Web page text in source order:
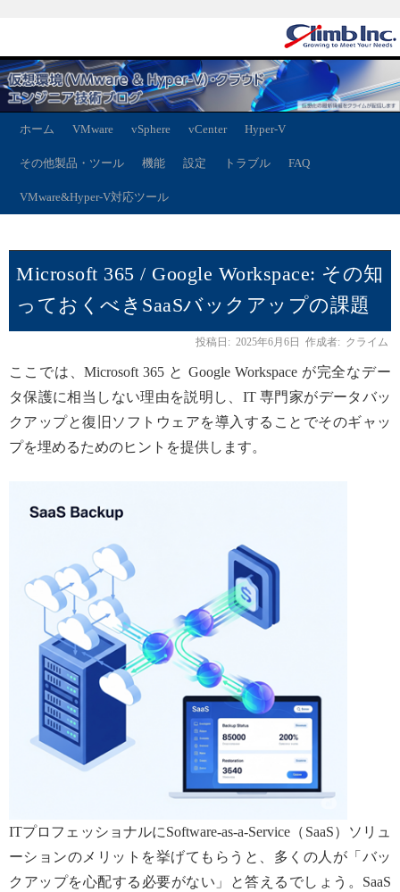
ホーム VMware vSphere vCenter Hyper-V
その他製品・ツール 機能 設定 トラブル FAQ
VMware&Hyper-V対応ツール
Microsoft 365 / Google Workspace: その知
っておくべきSaaSバックアップの課題
投稿日: 2025年6月6日 作成者: クライム
ここでは、Microsoft 365 と Google Workspace が完全なデー
タ保護に相当しない理由を説明し、IT 専門家がデータバッ
クアップと復旧ソフトウェアを導入することでそのギャッ
プを埋めるためのヒントを提供します。
ITプロフェッショナルにSoftware-as-a-Service（SaaS）ソリュ
ーションのメリットを挙げてもらうと、多くの人が「バッ
クアップを心配する必要がない」と答えるでしょう。SaaS